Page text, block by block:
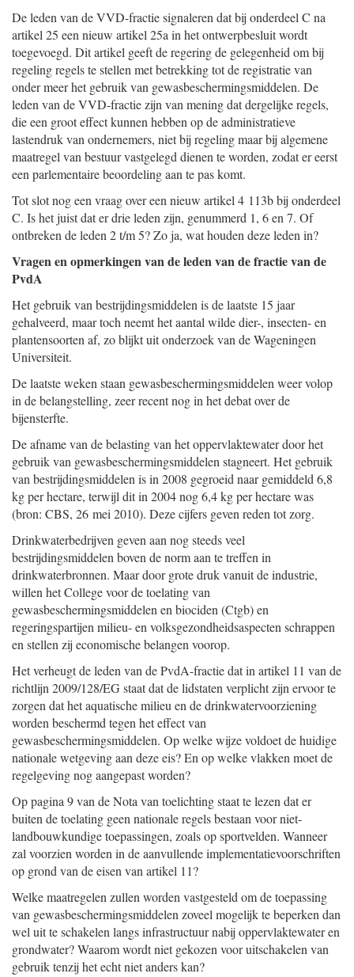
De leden van de VVD-fractie signaleren dat bij onderdeel C na
artikel 25 een nieuw artikel 25a in het ontwerpbesluit wordt
toegevoegd. Dit artikel geeft de regering de gelegenheid om bij
regeling regels te stellen met betrekking tot de registratie van
onder meer het gebruik van gewasbeschermingsmiddelen. De
leden van de VVD-fractie zijn van mening dat dergelijke regels,
die een groot effect kunnen hebben op de administratieve
lastendruk van ondernemers, niet bij regeling maar bij algemene
maatregel van bestuur vastgelegd dienen te worden, zodat er eerst
een parlementaire beoordeling aan te pas komt.
Tot slot nog een vraag over een nieuw artikel 4 113b bij onderdeel
C. Is het juist dat er drie leden zijn, genummerd 1, 6 en 7. Of
ontbreken de leden 2 t/m 5? Zo ja, wat houden deze leden in?
Vragen en opmerkingen van de leden van de fractie van de
PvdA
Het gebruik van bestrijdingsmiddelen is de laatste 15 jaar
gehalveerd, maar toch neemt het aantal wilde dier-, insecten- en
plantensoorten af, zo blijkt uit onderzoek van de Wageningen
Universiteit.
De laatste weken staan gewasbeschermingsmiddelen weer volop
in de belangstelling, zeer recent nog in het debat over de
bijensterfte.
De afname van de belasting van het oppervlaktewater door het
gebruik van gewasbeschermingsmiddelen stagneert. Het gebruik
van bestrijdingsmiddelen is in 2008 gegroeid naar gemiddeld 6,8
kg per hectare, terwijl dit in 2004 nog 6,4 kg per hectare was
(bron: CBS, 26 mei 2010). Deze cijfers geven reden tot zorg.
Drinkwaterbedrijven geven aan nog steeds veel
bestrijdingsmiddelen boven de norm aan te treffen in
drinkwaterbronnen. Maar door grote druk vanuit de industrie,
willen het College voor de toelating van
gewasbeschermingsmiddelen en biociden (Ctgb) en
regeringspartijen milieu- en volksgezondheidsaspecten schrappen
en stellen zij economische belangen voorop.
Het verheugt de leden van de PvdA-fractie dat in artikel 11 van de
richtlijn 2009/128/EG staat dat de lidstaten verplicht zijn ervoor te
zorgen dat het aquatische milieu en de drinkwatervoorziening
worden beschermd tegen het effect van
gewasbeschermingsmiddelen. Op welke wijze voldoet de huidige
nationale wetgeving aan deze eis? En op welke vlakken moet de
regelgeving nog aangepast worden?
Op pagina 9 van de Nota van toelichting staat te lezen dat er
buiten de toelating geen nationale regels bestaan voor niet-
landbouwkundige toepassingen, zoals op sportvelden. Wanneer
zal voorzien worden in de aanvullende implementatievoorschriften
op grond van de eisen van artikel 11?
Welke maatregelen zullen worden vastgesteld om de toepassing
van gewasbeschermingsmiddelen zoveel mogelijk te beperken dan
wel uit te schakelen langs infrastructuur nabij oppervlaktewater en
grondwater? Waarom wordt niet gekozen voor uitschakelen van
gebruik tenzij het echt niet anders kan?